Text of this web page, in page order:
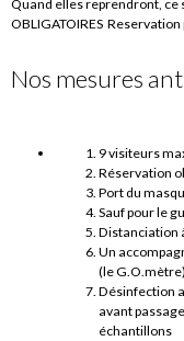
Quand elles reprendront, ce
OBLIGATOIRES Reservation
Nos mesures
9 visiteurs
Réservation
Port du
Sauf pour le
Distanciation
Un
(le G.O.mètre)
Désinfection
avant
échantillons